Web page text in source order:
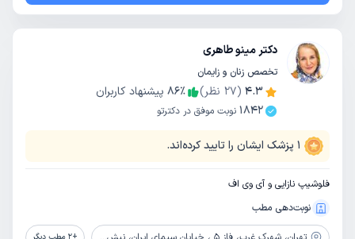
دکتر مینو طاهری
تخصص زنان و زایمان
4.3
(
27 نظر) 86٪
پیشنهاد کاربران
1842 نوبت موفق در دکترتو
1 پزشک ایشان را تایید کرده‌اند.
فلوشیپ نازایی و آی وی اف
نوبت‌دهی مطب